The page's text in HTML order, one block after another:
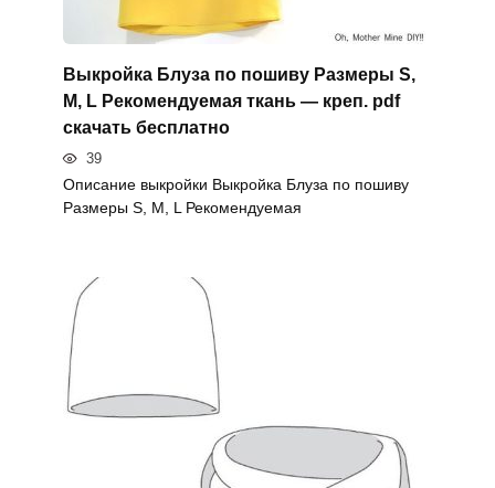
Выкройка Блуза по пошиву Размеры S,
M, L Рекомендуемая ткань — креп. pdf
скачать бесплатно
39
Описание выкройки Выкройка Блуза по пошиву
Размеры S, M, L Рекомендуемая